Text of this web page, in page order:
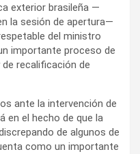
exterior brasileña —
la sesión de apertura—
del ministro
importante proceso de
recalificación de
ante la intervención de
en el hecho de que la
de algunos de
como un importante